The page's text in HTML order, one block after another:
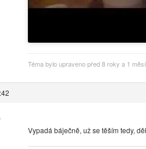
Téma bylo upraveno před 8 roky a 1
Vypadá báječně, už se těším tedy,